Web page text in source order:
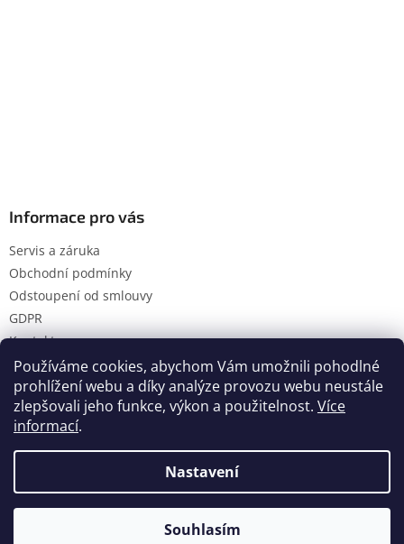
Používáme cookies, abychom Vám umožnili pohodlné
prohlížení webu a díky analýze provozu webu neustále
zlepšovali jeho funkce, výkon a použitelnost. Více
informací.
Nastavení
Souhlasím
Informace pro vás
Servis a záruka
Obchodní podmínky
Odstoupení od smlouvy
GDPR
Kontakty
Vytvořil Shoptet
Hanol s.r.o.. Všechna práva vyhrazena.
Upravit nastavení cookies